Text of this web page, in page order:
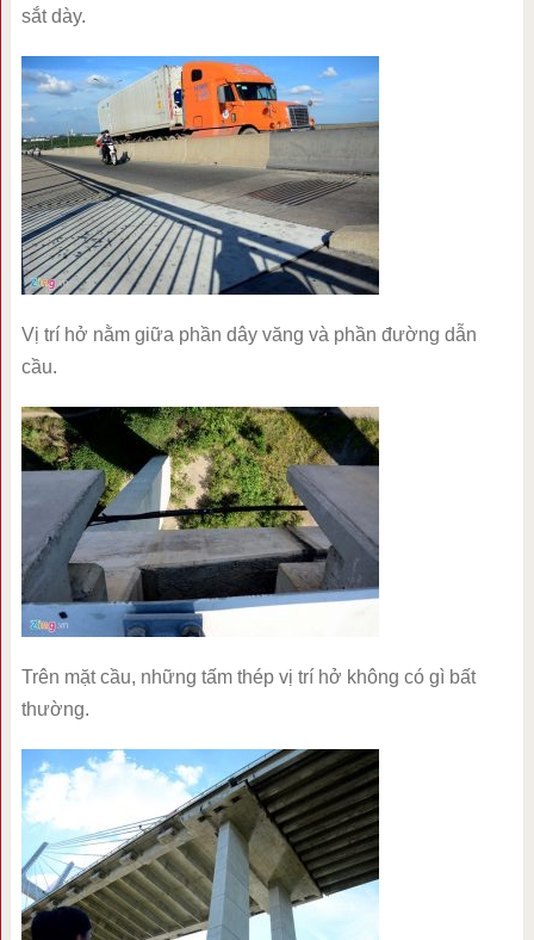
sắt dày.
Vị trí hở nằm giữa phần dây văng và phần đường dẫn
cầu.
Trên mặt cầu, những tấm thép vị trí hở không có gì bất
thường.